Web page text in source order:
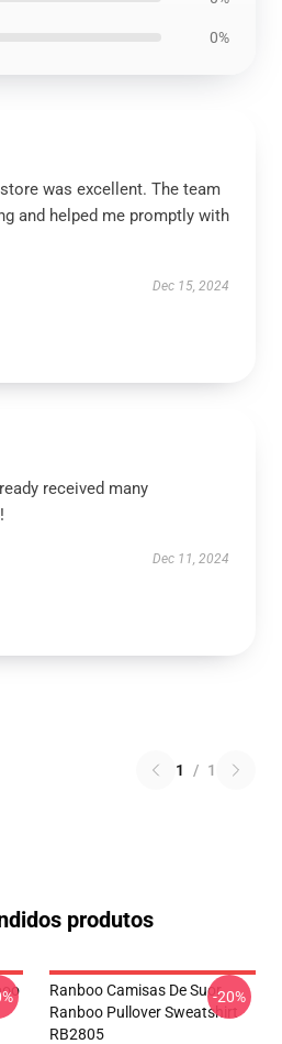
0%
was excellent. The team
and helped me promptly with
Dec 15, 2024
received many
Dec 11, 2024
1 / 1
produtos
Ranboo Camisas De Suor
Ranboo Pullover Sweatshirt
RB2805
-20%